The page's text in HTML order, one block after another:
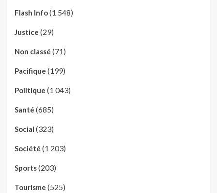
Flash Info(1 548)
Justice (29)
Non classé (71)
Pacifique (199)
Politique (1 043)
Santé (685)
Social (323)
Société (1 203)
Sports(203)
Tourisme (525)